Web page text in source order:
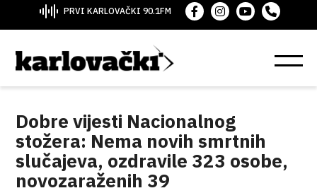
PRVI KARLOVAČKI 90.1FM
Dobre vijesti Nacionalnog
stožera: Nema novih smrtnih
slučajeva, ozdravile 323 osobe,
novozaraženih 39